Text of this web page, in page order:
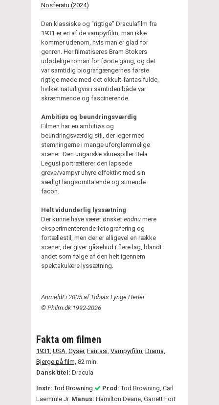
Nosferatu (2024)
Den klassiske og "rigtige" Draculafilm fra
1931 er en af de vampyrfilm, man ikke
kommer udenom, hvis man er glad for
genren. Her filmatiseres Bram Stokers
udødelige roman for første gang, og det
var samtidig biografgængernes første
rigtige møde med det okkult-fantasifulde,
hvilket naturligvis i samtiden både var
skræmmende og fascinerende.
Ambitiøs og beundringsværdig
Filmen har en ambitiøs og
beundringsværdig stil, der leger med
stemningerne i mange uforglemmelige
scener. Den ungarske skuespiller Bela
Legusi portrætterer den lapsede
greve/vampyr uhyre effektivt med sin
særligt langsomttalende og stirrende
facon.
Helt vidunderlig lyssætning
Der kunne have været ønsket endnu mere
eksperimenterende fotografering og
fortællestil, men der er alligevel en række
scener, der giver gåsehud i flere lag, blandt
andet som følge af den helt igennem
spektakulære lyssætning.
Anmeldt i 2005 af Tobias Lynge Herler
© Philm.dk 1992-2026
Fakta om filmen
1931 USA, Gyser, Fantasi, Vampyrfilm, Drama,
Bjerge på film, 82 min.
Dansk titel: Dracula
Instr: Tod Browning Prod: Tod Browning, Carl
Laemmle Jr. Manus: Hamilton Deane, Garrett Fort